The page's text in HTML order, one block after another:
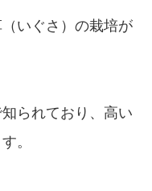
いぐさ）の栽培が
られており、高い
。